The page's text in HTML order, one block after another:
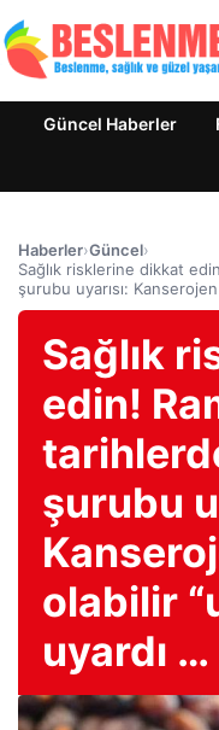
Güncel Haberler
Haberler›Güncel›
Sağlık risklerine dikkat
şurubu uyarısı:
Sağlık
edin!
şurubu
olabilir
uyardı …